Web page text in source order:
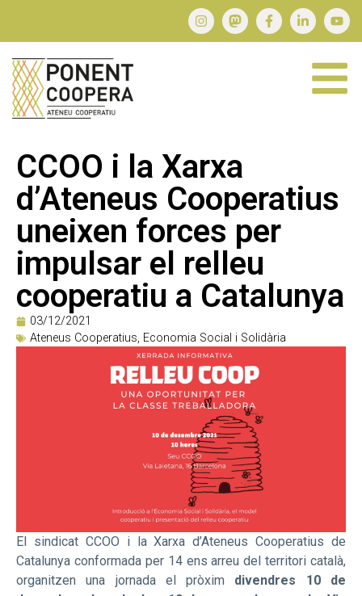
CCOO i la Xarxa
d’Ateneus Cooperatius
uneixen forces per
impulsar el relleu
cooperatiu a Catalunya
03/12/2021
Ateneus Cooperatius, Economia Social i Solidària
El sindicat CCOO i la Xarxa d’Ateneus Cooperatius de
Catalunya conformada per 14 ens arreu del territori català,
organitzen una jornada el pròxim divendres 10 de